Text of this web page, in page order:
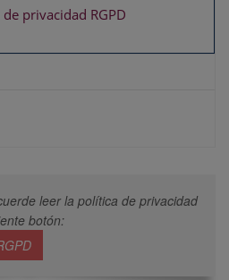
privacidad RGPD
leer la política de privacidad
botón: